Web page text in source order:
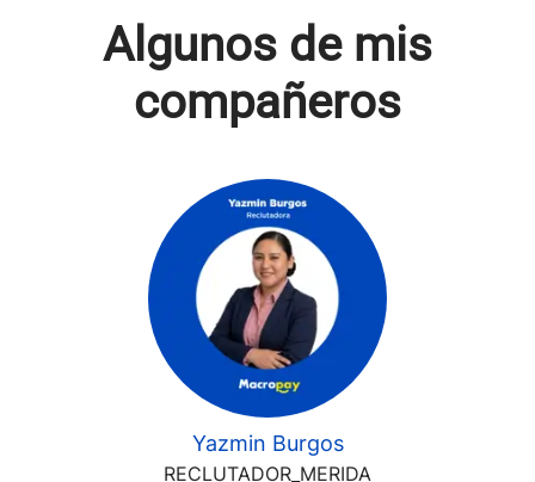
Algunos de mis
compañeros
Yazmin Burgos
RECLUTADOR_MERIDA